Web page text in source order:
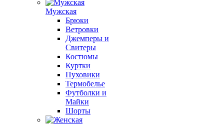
Мужская
Брюки
Ветровки
Джемперы и
Свитеры
Костюмы
Куртки
Пуховики
Термобелье
Футболки и
Майки
Шорты